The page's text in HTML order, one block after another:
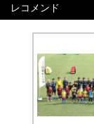
レコメンド